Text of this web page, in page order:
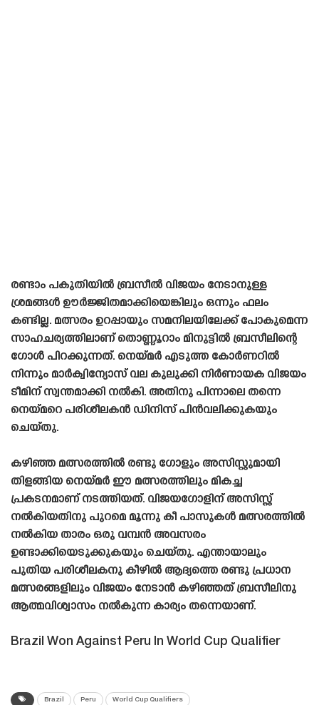
രണ്ടാം പകുതിയിൽ ബ്രസീൽ വിജയം നേടാനുള്ള
ശ്രമങ്ങൾ ഊർജ്ജിതമാക്കിയെങ്കിലും ഒന്നും ഫലം
കണ്ടില്ല. മത്സരം ഉറപ്പായും സമനിലയിലേക്ക് പോകുമെന്ന
സാഹചര്യത്തിലാണ് തൊണ്ണൂറാം മിനുട്ടിൽ ബ്രസീലിന്റെ
ഗോൾ പിറക്കുന്നത്. നെയ്‌മർ എടുത്ത കോർണറിൽ
നിന്നും മാർക്വിന്യോസ് വല കുലുക്കി നിർണായക വിജയം
ടീമിന് സ്വന്തമാക്കി നൽകി. അതിനു പിന്നാലെ തന്നെ
നെയ്‌മറെ പരിശീലകൻ ഡിനിസ് പിൻവലിക്കുകയും
ചെയ്‌തു.
കഴിഞ്ഞ മത്സരത്തിൽ രണ്ടു ഗോളും അസിസ്റ്റുമായി
തിളങ്ങിയ നെയ്‌മർ ഈ മത്സരത്തിലും മികച്ച
പ്രകടനമാണ് നടത്തിയത്. വിജയഗോളിന് അസിസ്റ്റ്
നൽകിയതിനു പുറമെ മൂന്നു കീ പാസുകൾ മത്സരത്തിൽ
നൽകിയ താരം ഒരു വമ്പൻ അവസരം
ഉണ്ടാക്കിയെടുക്കുകയും ചെയ്‌തു. എന്തായാലും
പുതിയ പരിശീലകനു കീഴിൽ ആദ്യത്തെ രണ്ടു പ്രധാന
മത്സരങ്ങളിലും വിജയം നേടാൻ കഴിഞ്ഞത് ബ്രസീലിനു
ആത്മവിശ്വാസം നൽകുന്ന കാര്യം തന്നെയാണ്.
Brazil Won Against Peru In World Cup Qualifier
Brazil Peru World Cup Qualifiers